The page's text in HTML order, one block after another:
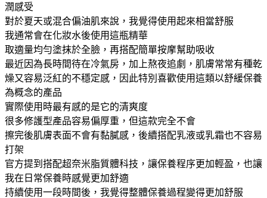
潤感受
對於夏天或混合偏油肌來說，我覺得使用起來相當舒服
我通常會在化妝水後使用這瓶精華
取適量均勻塗抹於全臉，再搭配簡單按摩幫助吸收
最近因為長時間待在冷氣房，加上熬夜追劇，肌膚常常有種乾
燥又容易泛紅的不穩定感，因此特別喜歡使用這類以舒緩保養
為概念的產品
實際使用時最有感的是它的清爽度
很多修護型產品容易偏厚重，但這款完全不會
擦完後肌膚表面不會有黏膩感，後續搭配乳液或乳霜也不容易
打架
官方提到搭配超奈米脂質體科技，讓保養程序更加輕盈，也讓
我在日常保養時感覺更加舒適
持續使用一段時間後，我覺得整體保養過程變得更加舒服